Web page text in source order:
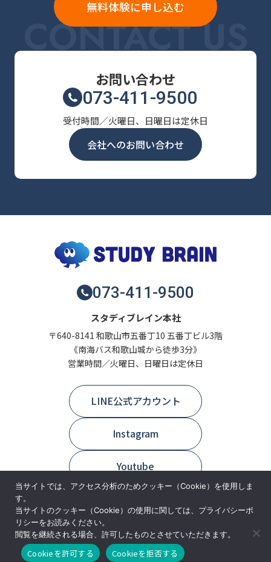
無料体験に申し込む
CONTACT US
お問い合わせ
073-411-9500
受付時間／火曜日、日曜日は定休日
会社へのお問い合わせ
073-411-9500
スタディブレイン本社
〒640-8141 和歌山市五番丁10 五番丁ビル3階
《南海バス和歌山城から徒歩3分》
営業時間／火曜日、日曜日は定休日
LINE公式アカウント
Instagram
Youtube
Page Top
当サイトでは、アクセス分析のためクッキー（Cookie）を使用しま
す。
当サイトのクッキー（Cookie）の使用に関しては、プライバシーポ
リシーをお読みください。
閲覧を継続される場合、許可したものとさせていただきます。
Cookieを許可する Cookieを拒否する